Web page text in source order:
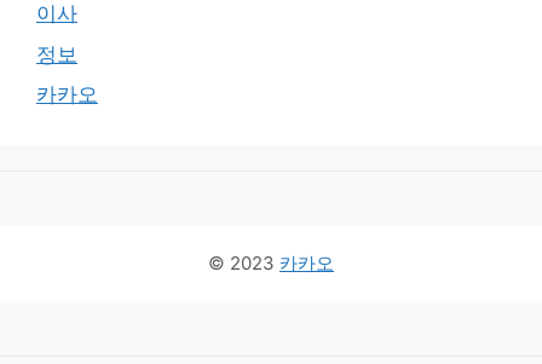
이사
정보
카카오
© 2023 카카오